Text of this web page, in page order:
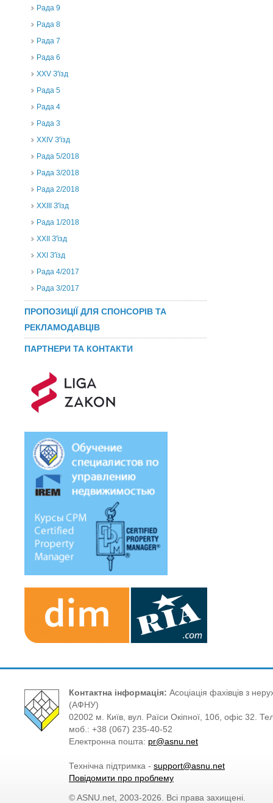
Рада 9
Рада 8
Рада 7
Рада 6
XXV З'їзд
Рада 5
Рада 4
Рада 3
ХХIV З'їзд
Рада 5/2018
Рада 3/2018
Рада 2/2018
XXIII З'їзд
Рада 1/2018
ХХІІ З'їзд
XXI З'їзд
Рада 4/2017
Рада 3/2017
ПРОПОЗИЦІЇ ДЛЯ СПОНСОРІВ ТА
РЕКЛАМОДАВЦІВ
ПАРТНЕРИ ТА КОНТАКТИ
Контактна інформація: Асоціація фахівців з
(АФНУ)
02002 м. Київ, вул. Раїси Окіпної, 10б, офіс 32.
моб.: +38 (067) 235-40-52
Електронна пошта: pr@asnu.net
Технічна підтримка - support@asnu.net
Повідомити про проблему
© ASNU.net, 2003-2026. Всі права захищені.